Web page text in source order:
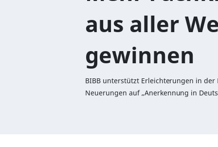
aus aller
gewinnen
BIBB unterstützt Erleichterungen in der
Neuerungen auf „Anerkennung in